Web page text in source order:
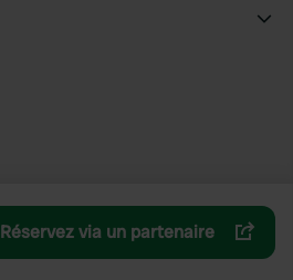
Réservez via un partenaire